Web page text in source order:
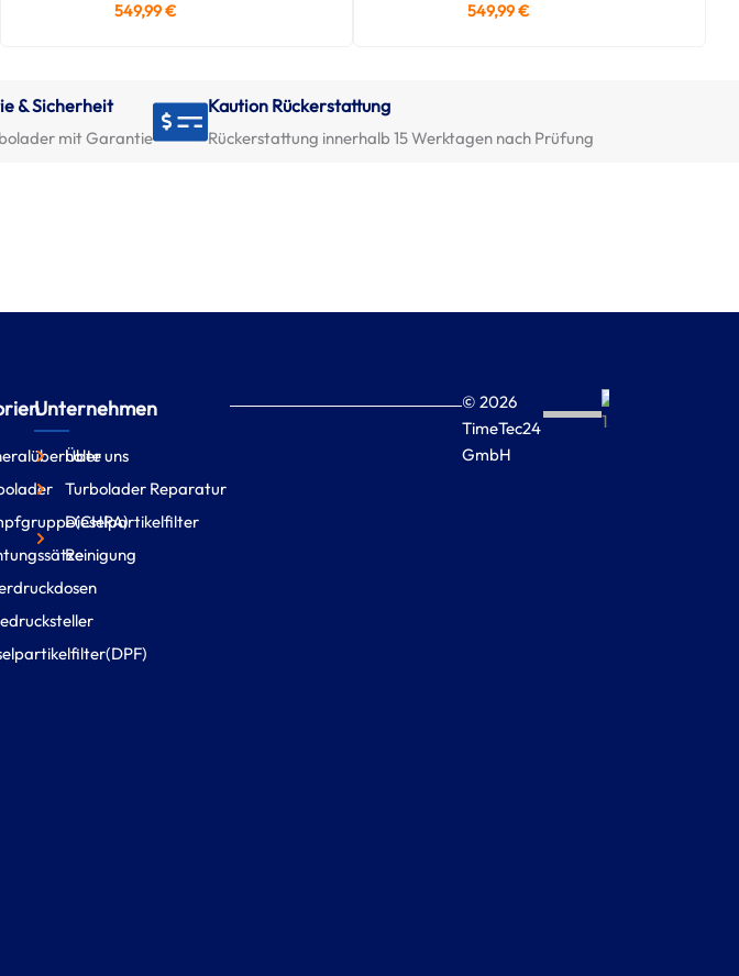
549,99€
549,99€
& Sicherheit
mit Garantie
Kaution Rückerstattung
Rückerstattung innerhalb 15 Werktagen nach Prüfung
Unternehmen
Über uns
Turbolader Reparatur
Dieselpartikelfilter
Reinigung
© 2026
TimeTec24
GmbH